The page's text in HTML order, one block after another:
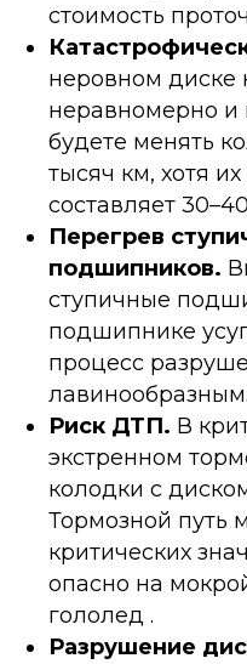
стоимость
неровном диске
неравномерно и
будете менять
тысяч км, хотя
составляет
Перегрев
подшипников.
ступичные
подшипнике
процесс
лавинообразным.
Риск ДТП. В
экстренном
колодки с
Тормозной путь
критических
опасно на
гололед .
Разрушение